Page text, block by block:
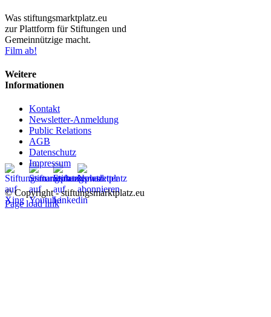
Was stiftungsmarktplatz.eu
zur Plattform für Stiftungen und
Gemeinnützige macht.
Film ab!
Weitere
Informationen
Kontakt
Newsletter-Anmeldung
Public Relations
AGB
Datenschutz
Impressum
© Copyright - stiftungsmarktplatz.eu
Page load link